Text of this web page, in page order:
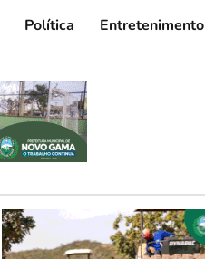
Política Entretenimento